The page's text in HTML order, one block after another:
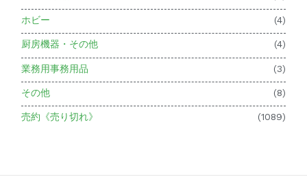
ホビー (4)
厨房機器・その他 (4)
業務用事務用品 (3)
その他 (8)
売約《売り切れ》 (1089)